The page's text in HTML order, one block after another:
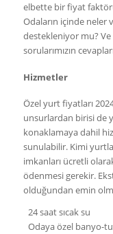
elbette bir fiyat
Odaların içinde neler
destekleniyor mu? Ve
sorularımızın
Hizmetler
Özel yurt fiyatları
unsurlardan birisi de
konaklamaya dahil
sunulabilir. Kimi
imkanları ücretli
ödenmesi gerekir.
olduğundan emin
24 saat sıcak su
Odaya özel banyo-